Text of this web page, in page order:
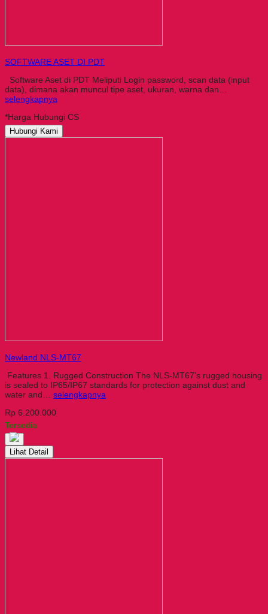
SOFTWARE ASET DI PDT
Software Aset di PDT Meliputi Login password, scan data (input
data), dimana akan muncul tipe aset, ukuran, warna dan…
selengkapnya
*Harga Hubungi CS
Hubungi Kami
Newland NLS-MT67
Features 1. Rugged Construction The NLS-MT67’s rugged housing
is sealed to IP65/IP67 standards for protection against dust and
water and… selengkapnya
Rp 6.200.000
Tersedia
Lihat Detail